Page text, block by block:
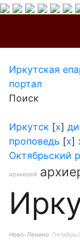
Иркутская
портал
Поиск
Иркутск [x]
проповедь [x]
Октябрьский
архиерей
Ново-Ленино